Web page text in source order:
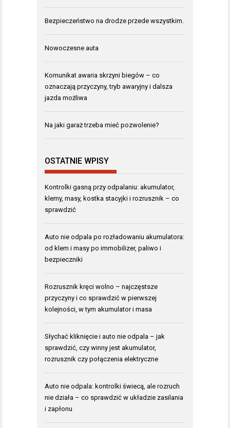
Bezpieczeństwo na drodze przede wszystkim.
Nowoczesne auta
Komunikat awaria skrzyni biegów – co
oznaczają przyczyny, tryb awaryjny i dalsza
jazda możliwa
Na jaki garaż trzeba mieć pozwolenie?
OSTATNIE WPISY
Kontrolki gasną przy odpalaniu: akumulator,
klemy, masy, kostka stacyjki i rozrusznik – co
sprawdzić
Auto nie odpala po rozładowaniu akumulatora:
od klem i masy po immobilizer, paliwo i
bezpieczniki
Rozrusznik kręci wolno – najczęstsze
przyczyny i co sprawdzić w pierwszej
kolejności, w tym akumulator i masa
Słychać kliknięcie i auto nie odpala – jak
sprawdzić, czy winny jest akumulator,
rozrusznik czy połączenia elektryczne
Auto nie odpala: kontrolki świecą, ale rozruch
nie działa – co sprawdzić w układzie zasilania
i zapłonu